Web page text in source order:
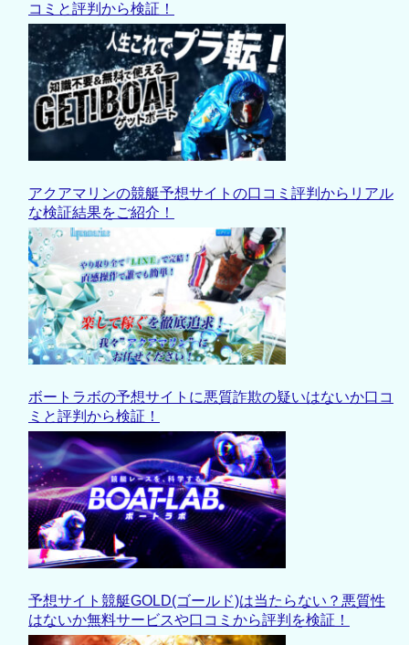
コミと評判から検証！
アクアマリンの競艇予想サイトの口コミ評判からリアル
な検証結果をご紹介！
ボートラボの予想サイトに悪質詐欺の疑いはないか口コ
ミと評判から検証！
予想サイト競艇GOLD(ゴールド)は当たらない？悪質性
はないか無料サービスや口コミから評判を検証！